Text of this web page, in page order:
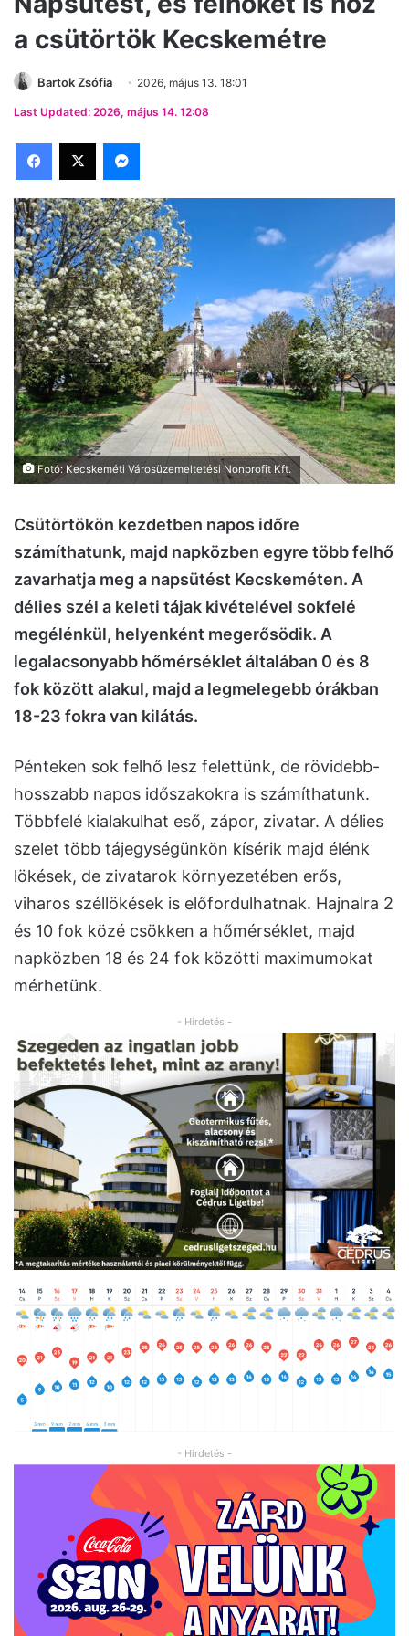
a csütörtök Kecskemétre
Bartok Zsófia 2026, május 13. 18:01
Last Updated: 2026, május 14. 12:08
Facebook
X Messenger
Fotó: Kecskeméti Városüzemeltetési Nonprofit Kft.
Csütörtökön kezdetben napos időre
számíthatunk, majd napközben egyre több felhő
zavarhatja meg a napsütést Kecskeméten. A
délies szél a keleti tájak kivételével sokfelé
megélénkül, helyenként megerősödik. A
legalacsonyabb hőmérséklet általában 0 és 8
fok között alakul, majd a legmelegebb órákban
18-23 fokra van kilátás.
Pénteken sok felhő lesz felettünk, de rövidebb-
hosszabb napos időszakokra is számíthatunk.
Többfelé kialakulhat eső, zápor, zivatar. A délies
szelet több tájegységünkön kísérik majd élénk
lökések, de zivatarok környezetében erős,
viharos széllökések is előfordulhatnak. Hajnalra 2
és 10 fok közé csökken a hőmérséklet, majd
napközben 18 és 24 fok közötti maximumokat
mérhetünk.
- Hirdetés -
- Hirdetés -